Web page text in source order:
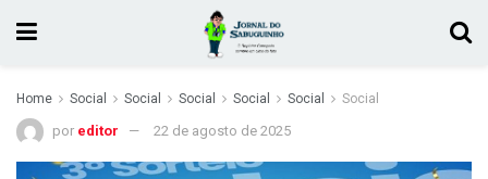
Home Social Social Social Social Social Social
por editor 22 de agosto de 2025